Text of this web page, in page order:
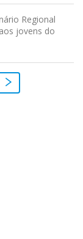
Regional
jovens do